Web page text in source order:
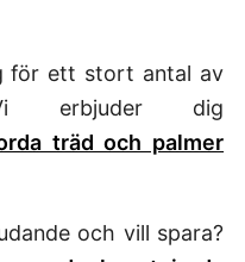
för ett stort antal av
erbjuder dig
träd och palmer
och vill spara?